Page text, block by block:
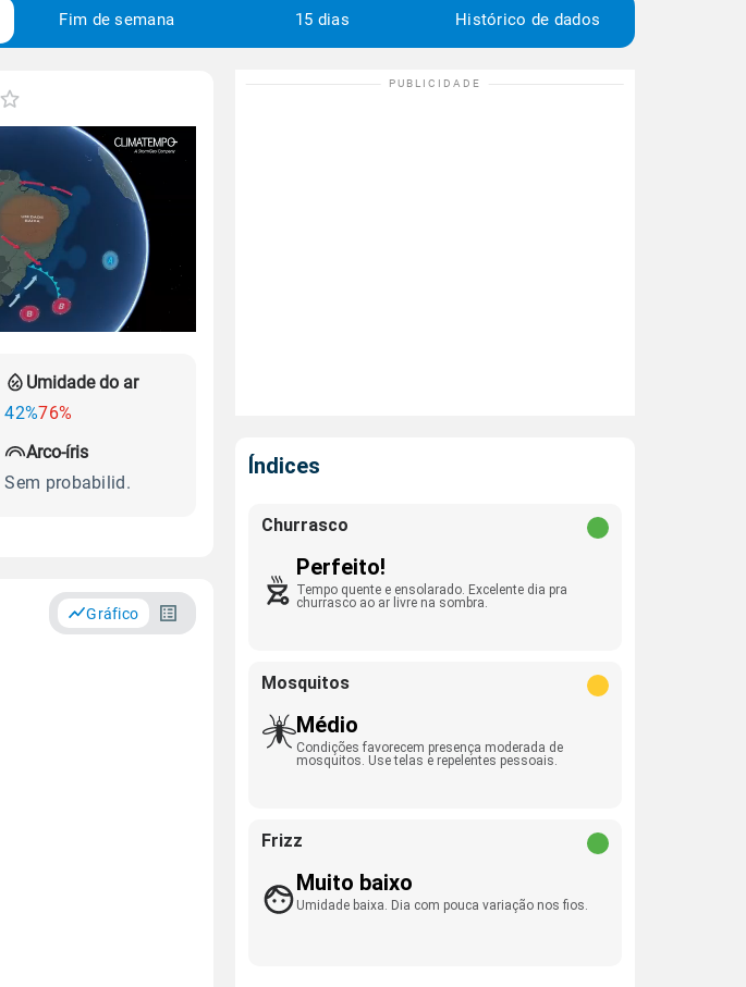
Fim de semana 15 dias Histórico de dados
Umidade do ar
42%76%
Arco-íris
Sem probabilid.
Gráfico
Índices
Churrasco
Perfeito!
Tempo quente e ensolarado. Excelente dia pra
churrasco ao ar livre na sombra.
Mosquitos
Médio
Condições favorecem presença moderada de
mosquitos. Use telas e repelentes pessoais.
Frizz
Muito baixo
Umidade baixa. Dia com pouca variação nos fios.